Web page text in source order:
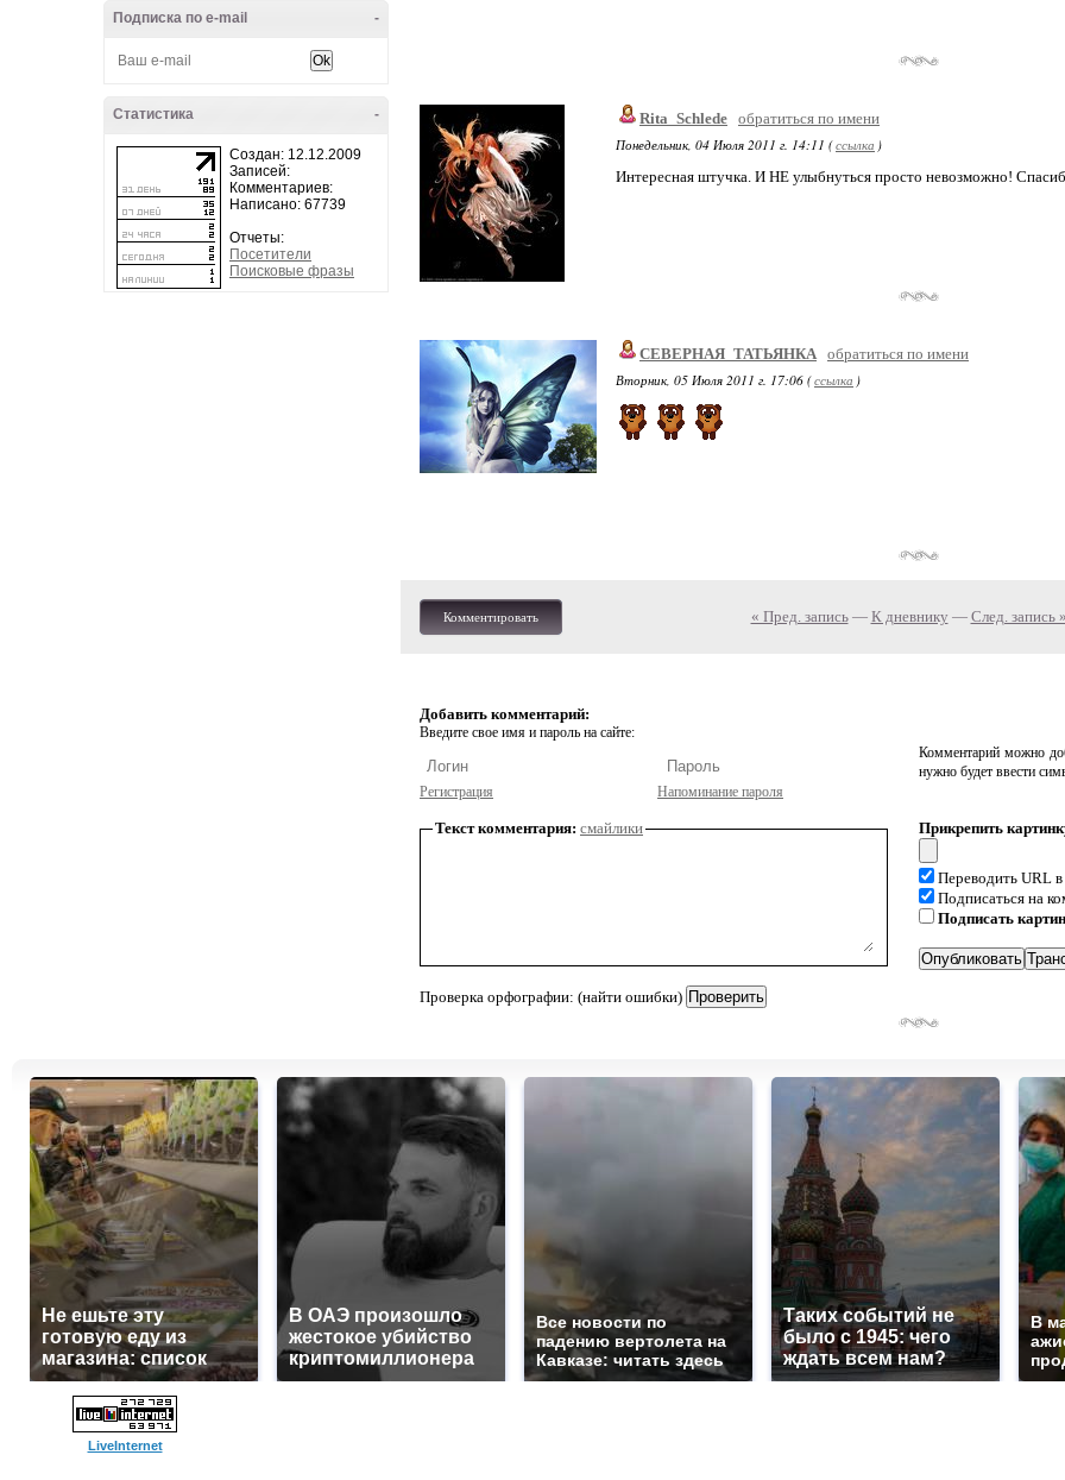
-
Подписка по e-mail
-
Статистика
Создан: 12.12.2009
Записей:
Комментариев:
Написано: 67739
Отчеты:
Посетители
Поисковые фразы
Rita_Schlede обратиться по имени
Понедельник, 04 Июля 2011 г. 14:11 (ссылка )
Интересная штучка. И НЕ улыбнуться просто невозможно!
СЕВЕРНАЯ_ТАТЬЯНКА обратиться по имени
Вторник, 05 Июля 2011 г. 17:06 (ссылка )
Комментировать « Пред. запись— К дневнику — След. запись »
Добавить комментарий:
Введите свое имя и пароль на сайте:
Регистрация Напоминание пароля
Комментарий можно
нужно будет ввести
Текст комментария: смайлики
Проверка орфографии: (найти ошибки)
Прикрепить
Переводить URL
Подписаться на
Подписать
Не ешьте эту
готовую еду из
магазина: список
В ОАЭ произошло
жестокое убийство
криптомиллионера
Все новости по
падению вертолета на
Кавказе: читать здесь
Таких событий не
было с 1945: чего
ждать всем нам?
В
LiveInternet